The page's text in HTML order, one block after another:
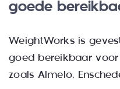
goede
WeightWorks is
goed bereikbaar
zoals Almelo,